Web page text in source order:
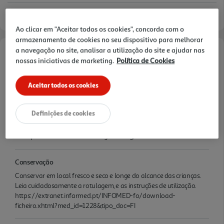
Características
Quantidade Liquida
0.2 LT
Ingredientes/Composição
Princípio Ativo:Ambroxol. Dosagem: 3 mg/ml.
Conservação
Conservar em local fresco e seco e longe do alcance das crianças.
Leia cuidadosamente a rotulagem, e as instruções de utilização.
https://extranet.infarmed.pt/INFOMED-fo/download-
ficheiro.xhtml?med_id=1228&tipo_doc=FI
Ao clicar em "Aceitar todos os cookies", concorda com o
armazenamento de cookies no seu dispositivo para melhorar
a navegação no site, analisar a utilização do site e ajudar nas
nossas iniciativas de marketing. Política de Cookies
Aceitar todos os cookies
Definições de cookies